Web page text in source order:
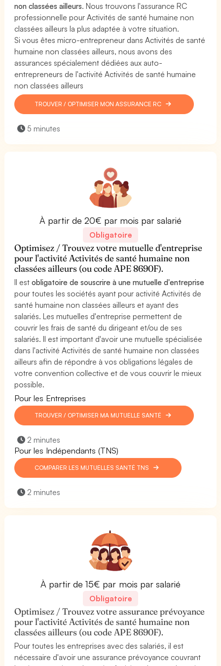
non classées ailleurs. Nous trouvons l'assurance RC
professionnelle pour Activités de santé humaine non
classées ailleurs la plus adaptée à votre situation.
Si vous êtes micro-entrepreneur dans Activités de santé
humaine non classées ailleurs, nous avons des
assurances spécialement dédiées aux auto-
entrepreneurs de l'activité Activités de santé humaine
non classées ailleurs
TROUVER / OPTIMISER MON ASSURANCE RC
5 minutes
À partir de 20€ par mois par salarié
Obligatoire
Optimisez / Trouvez votre mutuelle d'entreprise
pour l'activité Activités de santé humaine non
classées ailleurs (ou code APE 8690F).
Il estobligatoire de souscrire à une mutuelle d'entreprise
pour toutes les sociétés ayant pour activité Activités de
santé humaine non classées ailleurs et ayant des
salariés. Les mutuelles d'entreprise permettent de
couvrir les frais de santé du dirigeant et/ou de ses
salariés. Il est important d'avoir une mutuelle spécialisée
dans l'activité Activités de santé humaine non classées
ailleurs afin de répondre à vos obligations légales de
votre convention collective et de vous couvrir le mieux
possible.
Pour les Entreprises
TROUVER / OPTIMISER MA MUTUELLE SANTÉ
2 minutes
Pour les Indépendants (TNS)
COMPARER LES MUTUELLES SANTÉ TNS
2 minutes
À partir de 15€ par mois par salarié
Obligatoire
Optimisez / Trouvez votre assurance prévoyance
pour l'activité Activités de santé humaine non
classées ailleurs (ou code APE 8690F).
Pour toutes les entreprises avec des salariés, il est
nécessaire d'avoir une assurance prévoyance couvrant